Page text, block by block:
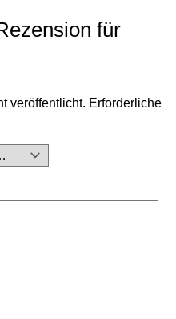
für
veröffentlicht. Erforderliche